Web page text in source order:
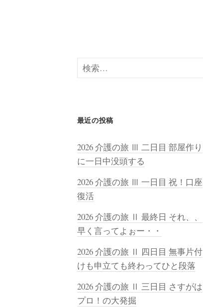
検
索:
最近の投稿
2026 介護の旅 Ⅲ 二日目 部屋作り
に一日中没頭する
2026 介護の旅 Ⅲ 一日目 祝！口座
復活
2026 介護の旅 Ⅱ 最終日 それ、、
早く言ってよぉー・・
2026 介護の旅 Ⅱ 四日目 無事片付
けも申立ても終わってひと段落
2026 介護の旅 Ⅱ 三日目 さすがは
プロ！の大発掘